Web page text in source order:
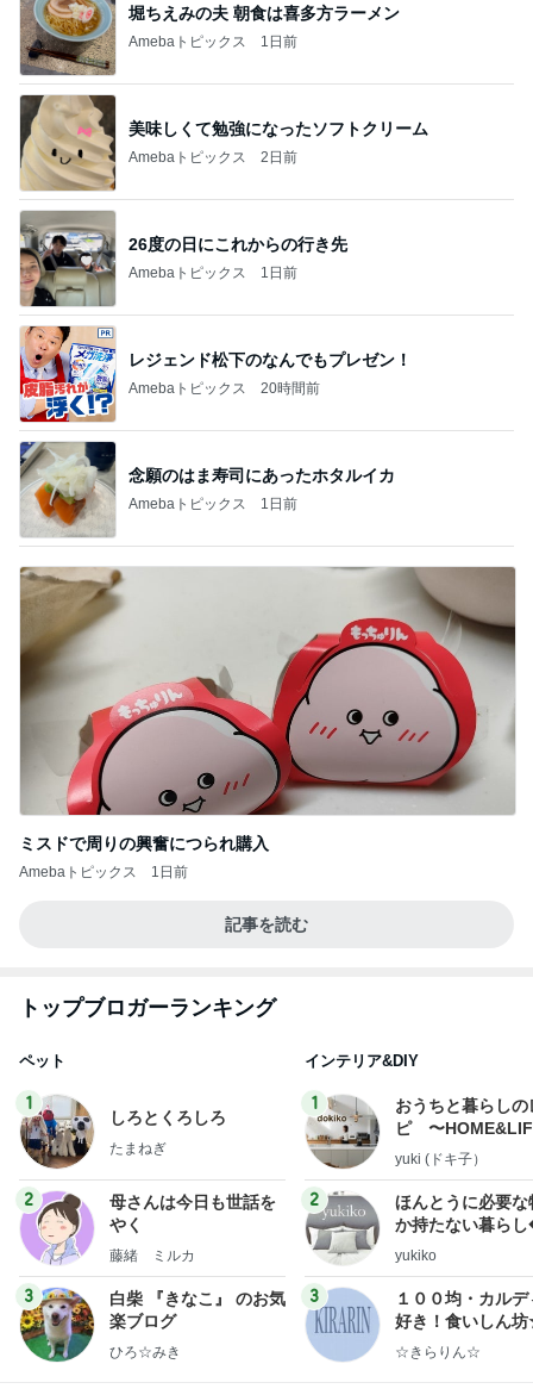
堀ちえみの夫 朝食は喜多方ラーメン
Amebaトピックス 1日前
美味しくて勉強になったソフトクリーム
Amebaトピックス 2日前
26度の日にこれからの行き先
Amebaトピックス 1日前
レジェンド松下のなんでもプレゼン！
Amebaトピックス 20時間前
念願のはま寿司にあったホタルイカ
Amebaトピックス 1日前
ミスドで周りの興奮につられ購入
Amebaトピックス 1日前
記事を読む
トップブロガーランキング
ペット
1
しろとくろしろ
たまねぎ
2
母さんは今日も世話を
やく
藤緒 ミルカ
3
白柴 『きなこ』 のお気
楽ブログ
ひろ☆みき
インテリア&DIY
1
おうちと暮らしの
ピ 〜
yuki (ドキ子）
2
ほんとうに必要な
か持たない暮ら
ep Life Simple◆
yukiko
3
１００均・カルデ
好き！食いしん
らりん☆のブログ
☆きらりん☆